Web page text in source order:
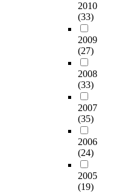
2010
(33)
2009
(27)
2008
(33)
2007
(35)
2006
(24)
2005
(19)